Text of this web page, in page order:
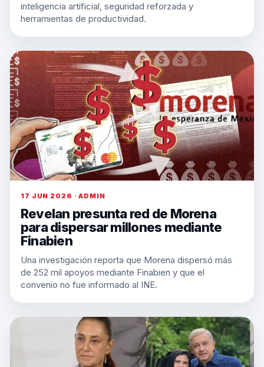
inteligencia artificial, seguridad reforzada y
herramientas de productividad.
17 JUN 2026 · ADMIN
Revelan presunta red de Morena
para dispersar millones mediante
Finabien
Una investigación reporta que Morena dispersó más
de 252 mil apoyos mediante Finabien y que el
convenio no fue informado al INE.